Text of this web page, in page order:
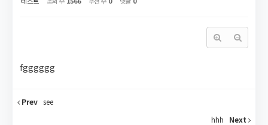
fgggggg
Prev see
hhh
Next